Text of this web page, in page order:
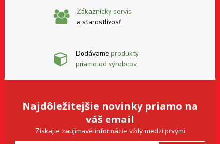
Zákaznícky servis
a starostlivosť
Dodávame produkty
priamo od výrobcov
Najdôležitejšie novinky priamo na
váš email
Získajte zaujímavé informácie vždy medzi prvými